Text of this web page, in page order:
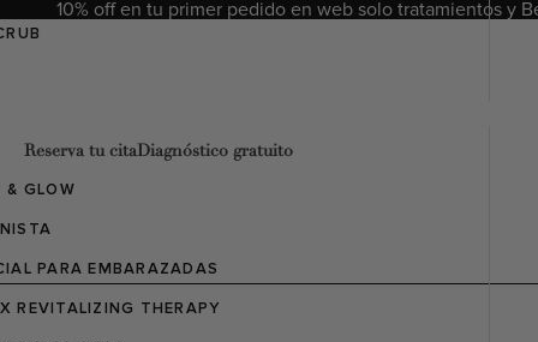
10% off en tu primer pedido en web solo tratamientos y
Reserva tu citaDiagnóstico gratuito
& GLOW
PARA EMBARAZADAS
REVITALIZING THERAPY